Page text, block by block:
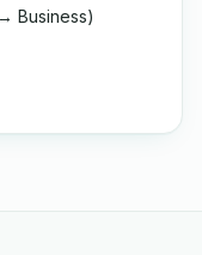
Business)